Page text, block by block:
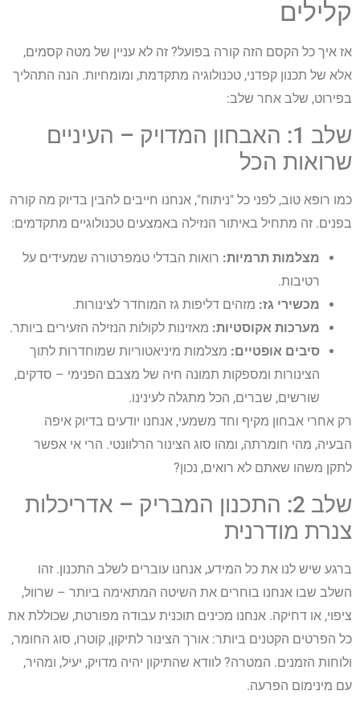
קלילים
אז איך כל הקסם הזה קורה בפועל? זה לא עניין של מטה קסמים,
אלא של תכנון קפדני, טכנולוגיה מתקדמת, ומומחיות. הנה התהליך
בפירוט, שלב אחר שלב:
שלב 1: האבחון המדויק – העיניים
שרואות הכל
כמו רופא טוב, לפני כל "ניתוח", אנחנו חייבים להבין בדיוק מה קורה
בפנים. זה מתחיל באיתור הנזילה באמצעים טכנולוגיים מתקדמים:
מצלמות תרמיות: רואות הבדלי טמפרטורה שמעידים על
רטיבות.
מכשירי גז: מזהים דליפות גז המוחדר לצינורות.
מערכות אקוסטיות: מאזינות לקולות הנזילה הזעירים ביותר.
סיבים אופטיים: מצלמות מיניאטוריות שמוחדרות לתוך
הצינורות ומספקות תמונה חיה של מצבם הפנימי – סדקים,
שורשים, שברים, הכל מתגלה לעינינו.
רק אחרי אבחון מקיף וחד משמעי, אנחנו יודעים בדיוק איפה
הבעיה, מהי חומרתה, ומהו סוג הצינור הרלוונטי. הרי אי אפשר
לתקן משהו שאתם לא רואים, נכון?
שלב 2: התכנון המבריק – אדריכלות
צנרת מודרנית
ברגע שיש לנו את כל המידע, אנחנו עוברים לשלב התכנון. זהו
השלב שבו אנחנו בוחרים את השיטה המתאימה ביותר – שרוול,
ציפוי, או דחיקה. אנחנו מכינים תוכנית עבודה מפורטת, שכוללת את
כל הפרטים הקטנים ביותר: אורך הצינור לתיקון, קוטרו, סוג החומר,
ולוחות הזמנים. המטרה? לוודא שהתיקון יהיה מדויק, יעיל, ומהיר,
עם מינימום הפרעה.